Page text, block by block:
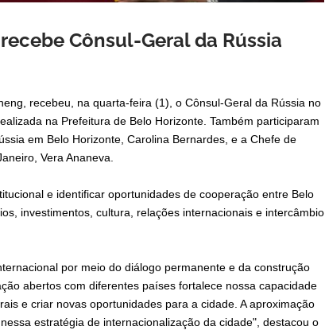
Cônsul-Geral da Rússia
recebeu, na quarta-feira (1), o Cônsul-Geral da Rússia no
na Prefeitura de Belo Horizonte. Também participaram
em Belo Horizonte, Carolina Bernardes, e a Chefe de
Vera Ananeva.
e identificar oportunidades de cooperação entre Belo
investimentos, cultura, relações internacionais e intercâmbio
por meio do diálogo permanente e da construção
abertos com diferentes países fortalece nossa capacidade
e criar novas oportunidades para a cidade. A aproximação
estratégia de internacionalização da cidade", destacou o